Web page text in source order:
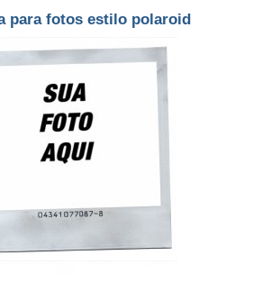
para fotos estilo polaroid